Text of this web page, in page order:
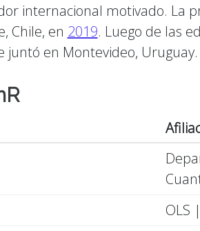
internacional motivado. La
Chile, en 2019. Luego de las
juntó en Montevideo,
OLS